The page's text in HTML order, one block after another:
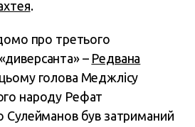
.
про третього
– Редвана
голова Меджлісу
народу Рефат
Сулейманов був затриманий